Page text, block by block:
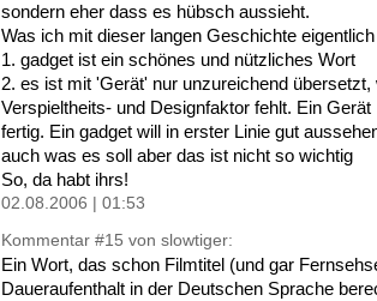
sondern eher dass es hübsch aussieht.
Was ich mit dieser langen Geschichte
1. gadget ist ein schönes und nützliches Wort
2. es ist mit 'Gerät' nur unzureichend
Verspieltheits- und Designfaktor fehlt. Ein
fertig. Ein gadget will in erster Linie gut
auch was es soll aber das ist nicht so wichtig
So, da habt ihrs!
02.08.2006 | 01:53
Kommentar #15 von slowtiger:
Ein Wort, das schon Filmtitel (und gar
Daueraufenthalt in der Deutschen Sprache